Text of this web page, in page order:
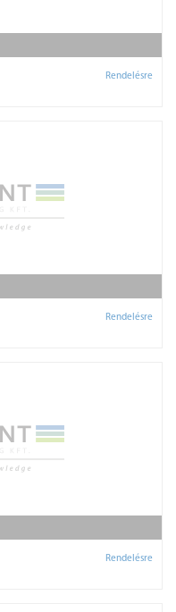
Rendelésre
Rendelésre
Rendelésre